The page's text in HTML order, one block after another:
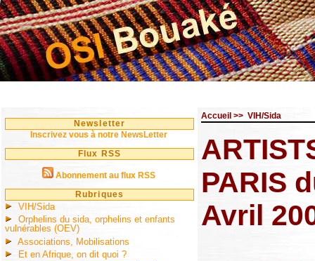
Newsletter
Inscrivez vous à notre NewsLetter
Flux RSS
Abonnement au flux RSS
Rubriques
VIH/Sida
Orphelins du sida, orphelins et enfants
vulnérables (OEV)
Associations, Mobilisations
Et en Afrique, on dit quoi ?
Accueil >> VIH/Sida
PARIS
Avril